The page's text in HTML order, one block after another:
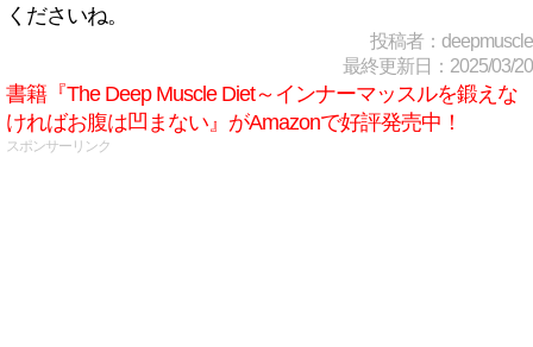
くださいね。
投稿者：deepmuscle
最終更新日：2025/03/20
書籍『The Deep Muscle Diet～インナーマッスルを鍛えな
ければお腹は凹まない』がAmazonで好評発売中！
スポンサーリンク